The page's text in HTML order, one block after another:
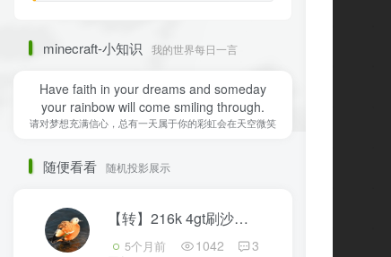
minecraft-小知识 我的世界每日一言
Have faith in your dreams and someday
your rainbow will come smiling through.
请对梦想充满信心，总有一天属于你的彩虹会在天空微笑
随便看看 随机投影展示
【转】216k 4gt刷沙机
5个月前
1042
3